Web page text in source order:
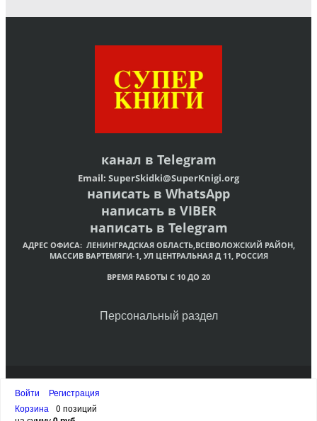
канал в Telegram
Email: SuperSkidki@SuperKnigi.org
написать в WhatsApp
написать в VIBER
написать в Telegram
АДРЕС ОФИСА: ЛЕНИНГРАДСКАЯ ОБЛАСТЬ,ВСЕВОЛОЖСКИЙ РАЙОН,
МАССИВ ВАРТЕМЯГИ-1, УЛ ЦЕНТРАЛЬНАЯ Д 11, РОССИЯ
ВРЕМЯ РАБОТЫ С 10 ДО 20
Персональный раздел
© Интернет-магазин христианских книг «Супер Книги»
Войти
Регистрация
Корзина
0 позиций